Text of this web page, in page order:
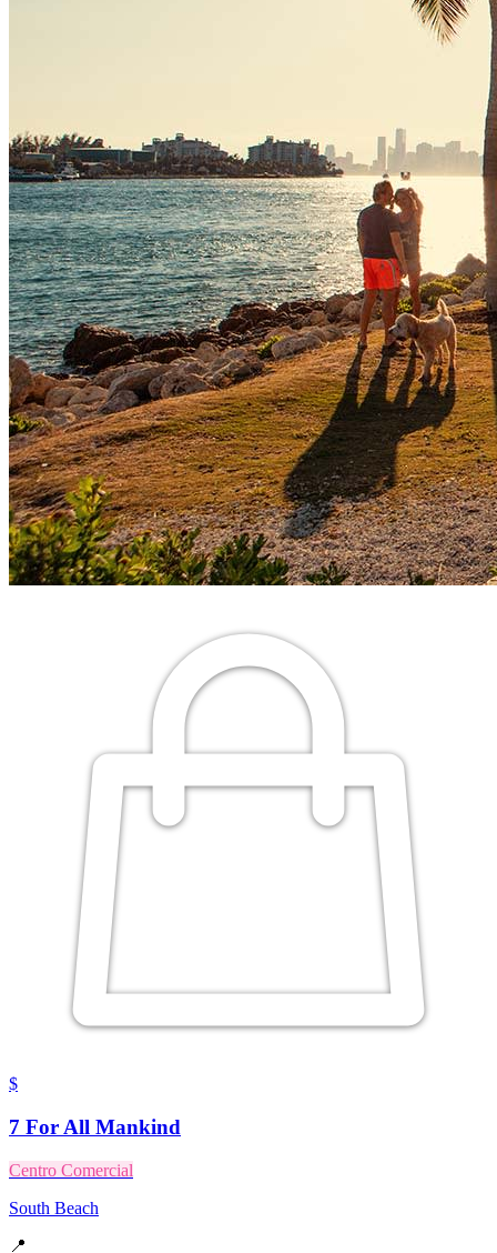
$
7 For All Mankind
Centro Comercial
South Beach
📍